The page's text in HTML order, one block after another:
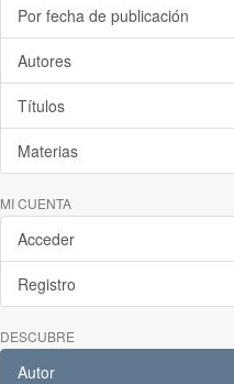
Por fecha de publicación
Autores
Títulos
Materias
MI CUENTA
Acceder
Registro
DESCUBRE
Autor